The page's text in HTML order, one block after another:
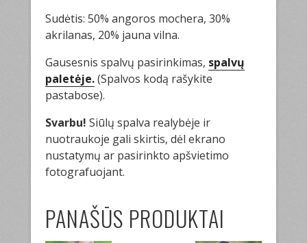
Sudėtis: 50% angoros mochera, 30%
akrilanas, 20% jauna vilna.
Gausesnis spalvų pasirinkimas, spalvų
paletėje.(Spalvos kodą rašykite
pastabose).
Svarbu! Siūlų spalva realybėje ir
nuotraukoje gali skirtis, dėl ekrano
nustatymų ar pasirinkto apšvietimo
fotografuojant.
PANAŠŪS PRODUKTAI